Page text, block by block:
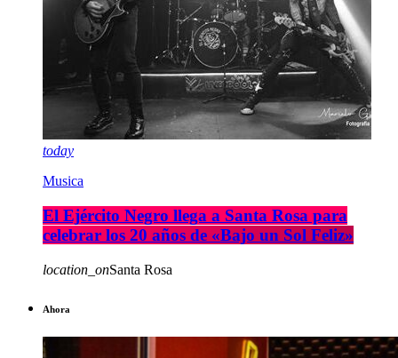
today
Musica
El Ejército Negro llega a Santa Rosa para
celebrar los 20 años de «Bajo un Sol Feliz»
location_onSanta Rosa
Ahora